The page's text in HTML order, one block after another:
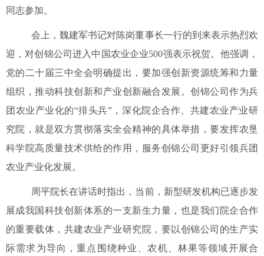
同志参加。
会上，魏建军书记对陈岗董事长一行的到来表示热烈欢
迎，对创锦公司进入中国农业企业500强表示祝贺。他强调，
党的二十届三中全会明确提出，要加强创新资源统筹和力量
组织，推动科技创新和产业创新融合发展。创锦公司作为兵
团农业产业化的“排头兵”，深化院企合作、共建农业产业研
究院，就是双方贯彻落实全会精神的具体举措，要发挥农垦
科学 院高质量技术供给的作用，服务创锦公司更好引领兵团
农业产业化发展。
周平院长在讲话时指出，当前，新型研发机构已逐步发
展成我国科技创新体系的一支新生力量，也是我们院企合作
的重要载体，共建农业产业研究院，要以创锦公司的生产实
际需求为导向，重点围绕种业、农机、林果等领域开展合